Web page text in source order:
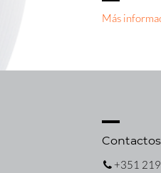
Más
Contactos
+351